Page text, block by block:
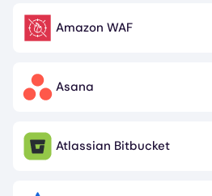
ImageAmazon WAF
ImageAsana
ImageAtlassian Bitbucket